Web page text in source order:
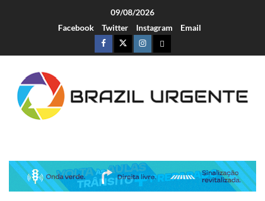
09/08/2026
Facebook
Twitter Instagram Email